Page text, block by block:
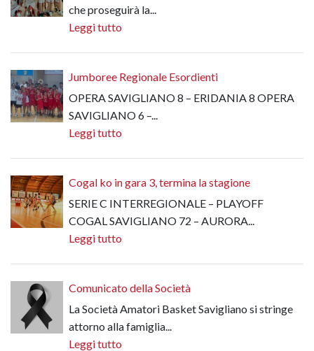
che proseguirà la...
Leggi tutto
Jumboree Regionale Esordienti
OPERA SAVIGLIANO 8 – ERIDANIA 8 OPERA
SAVIGLIANO 6 –...
Leggi tutto
Cogal ko in gara 3, termina la stagione
SERIE C INTERREGIONALE – PLAYOFF
COGAL SAVIGLIANO 72 – AURORA...
Leggi tutto
Comunicato della Società
La Società Amatori Basket Savigliano si stringe
attorno alla famiglia...
Leggi tutto